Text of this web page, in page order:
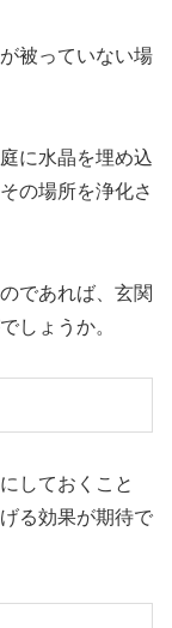
被っていない場
に水晶を埋め込
の場所を浄化さ
であれば、玄関
しょうか。
しておくこと
る効果が期待で